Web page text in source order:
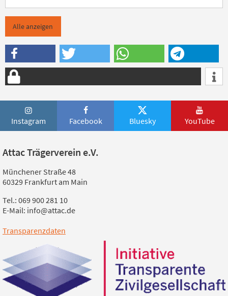
Alle anzeigen
Instagram Facebook Bluesky YouTube
Attac Trägerverein e.V.
Münchener Straße 48
60329 Frankfurt am Main
Tel.: 069 900 281 10
E-Mail: info@attac.de
Transparenzdaten